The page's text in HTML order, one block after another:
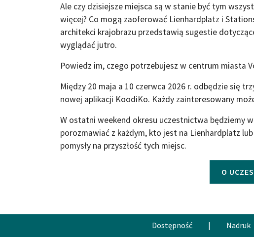
Ale czy dzisiejsze miejsca są w stanie być tym
więcej? Co mogą zaoferować Lienhardplatz i
architekci krajobrazu przedstawią sugestie
wyglądać jutro.
Powiedz im, czego potrzebujesz w centrum miasta
Między 20 maja a 10 czerwca 2026 r. odbędzie się
nowej aplikacji KoodiKo. Każdy zainteresowany
W ostatni weekend okresu uczestnictwa będziemy
porozmawiać z każdym, kto jest na Lienhardplatz
pomysły na przyszłość tych miejsc.
O
Dostępność | Nadruk